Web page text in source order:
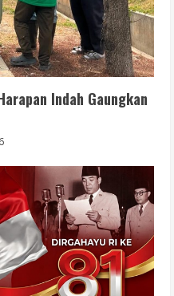
Indah Gaungkan